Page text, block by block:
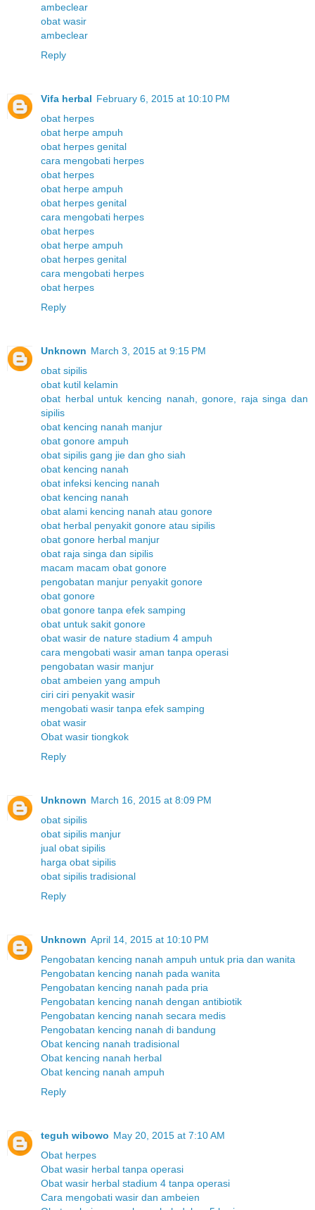
ambeclear
obat wasir
ambeclear
Reply
Vifa herbal February 6, 2015 at 10:10 PM
obat herpes
obat herpe ampuh
obat herpes genital
cara mengobati herpes
obat herpes
obat herpe ampuh
obat herpes genital
cara mengobati herpes
obat herpes
obat herpe ampuh
obat herpes genital
cara mengobati herpes
obat herpes
Reply
Unknown March 3, 2015 at 9:15 PM
obat sipilis
obat kutil kelamin
obat herbal untuk kencing nanah, gonore, raja singa dan
sipilis
obat kencing nanah manjur
obat gonore ampuh
obat sipilis gang jie dan gho siah
obat kencing nanah
obat infeksi kencing nanah
obat kencing nanah
obat alami kencing nanah atau gonore
obat herbal penyakit gonore atau sipilis
obat gonore herbal manjur
obat raja singa dan sipilis
macam macam obat gonore
pengobatan manjur penyakit gonore
obat gonore
obat gonore tanpa efek samping
obat untuk sakit gonore
obat wasir de nature stadium 4 ampuh
cara mengobati wasir aman tanpa operasi
pengobatan wasir manjur
obat ambeien yang ampuh
ciri ciri penyakit wasir
mengobati wasir tanpa efek samping
obat wasir
Obat wasir tiongkok
Reply
Unknown March 16, 2015 at 8:09 PM
obat sipilis
obat sipilis manjur
jual obat sipilis
harga obat sipilis
obat sipilis tradisional
Reply
Unknown April 14, 2015 at 10:10 PM
Pengobatan kencing nanah ampuh untuk pria dan wanita
Pengobatan kencing nanah pada wanita
Pengobatan kencing nanah pada pria
Pengobatan kencing nanah dengan antibiotik
Pengobatan kencing nanah secara medis
Pengobatan kencing nanah di bandung
Obat kencing nanah tradisional
Obat kencing nanah herbal
Obat kencing nanah ampuh
Reply
teguh wibowo May 20, 2015 at 7:10 AM
Obat herpes
Obat wasir herbal tanpa operasi
Obat wasir herbal stadium 4 tanpa operasi
Cara mengobati wasir dan ambeien